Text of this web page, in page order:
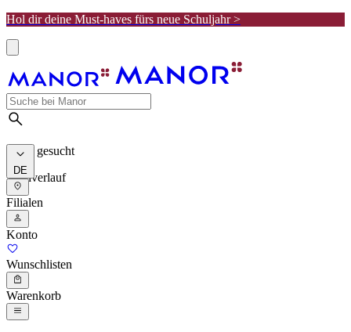
Hol dir deine Must-haves fürs neue Schuljahr >
Meist gesucht
Suchverlauf
DE
Filialen
Konto
Wunschlisten
Warenkorb